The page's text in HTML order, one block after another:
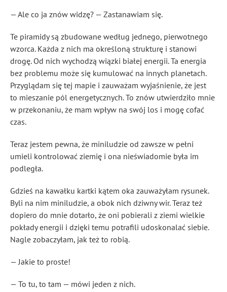
— Ale co ja znów widzę? — Zastanawiam się.
Te piramidy są zbudowane według jednego, pierwotnego
wzorca. Każda z nich ma określoną strukturę i stanowi
drogę. Od nich wychodzą wiązki białej energii. Ta energia
bez problemu może się kumulować na innych planetach.
Przyglądam się tej mapie i zauważam wyjaśnienie, że jest
to mieszanie pól energetycznych. To znów utwierdziło mnie
w przekonaniu, że mam wpływ na swój los i mogę cofać
czas.
Teraz jestem pewna, że miniludzie od zawsze w pełni
umieli kontrolować ziemię i ona nieświadomie była im
podległa.
Gdzieś na kawałku kartki kątem oka zauważyłam rysunek.
Byli na nim miniludzie, a obok nich dziwny wir. Teraz też
dopiero do mnie dotarło, że oni pobierali z ziemi wielkie
pokłady energii i dzięki temu potrafili udoskonalać siebie.
Nagle zobaczyłam, jak też to robią.
— Jakie to proste!
— To tu, to tam — mówi jeden z nich.